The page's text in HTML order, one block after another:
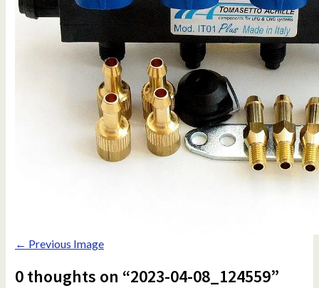
← Previous Image
0 thoughts on “2023-04-08_124559”